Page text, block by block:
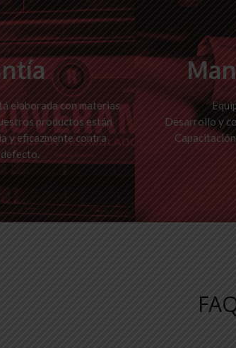
elaborada con materias
productos están
y eficazmente contra
Desarrollo y